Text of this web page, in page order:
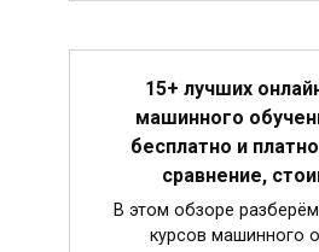
15+ лучших
машинного
бесплатно и
сравнение,
В этом обзоре
курсов машинного